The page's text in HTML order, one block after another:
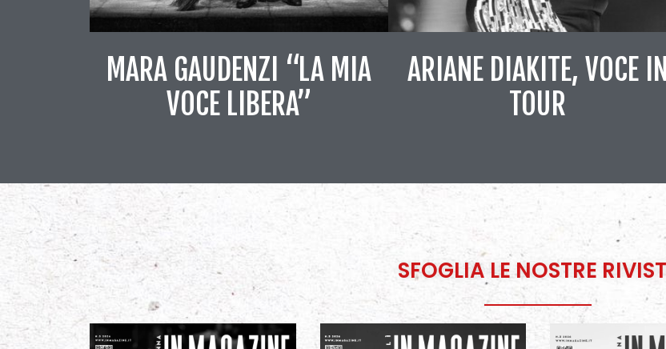
MARA GAUDENZI “LA MIA
VOCE LIBERA”
ARIANE DIAKITE, VOCE IN
TOUR
SFOGLIA LE NOSTRE